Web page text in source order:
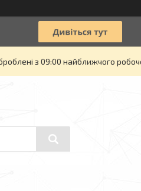
з 09:00 найближчого